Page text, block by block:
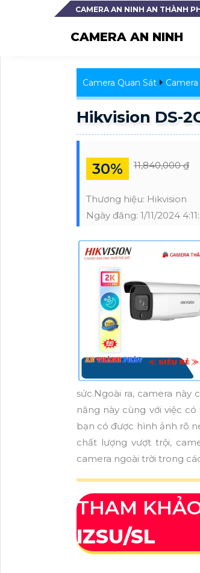
CAMERA AN NINH AN THÀNH
CAMERA AN NINH
Camera Quan Sát
Hikvision DS-
30% 11,840,000 ₫
Thương hiệu: Hikvision
Ngày đăng: 1/11/2024
sức.Ngoài ra, camera
năng này cùng với việc
bạn có được hình ảnh rõ
chất lượng vượt trội,
camera ngoài trời trong
THAM
IZSU/SL